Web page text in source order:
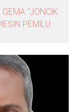
“JONCIK
PEMILU